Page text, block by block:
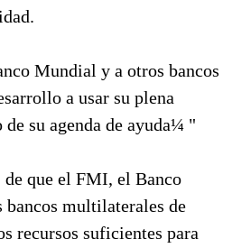
Mundial y a otros bancos
a usar su plena
de su agenda de ayuda¼ "
de que el FMI, el Banco
multilaterales de
recursos suficientes para